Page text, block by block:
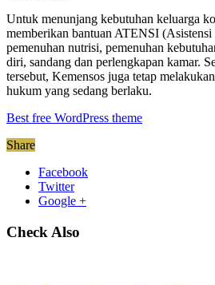
Untuk menunjang kebutuhan keluarga
memberikan bantuan ATENSI
pemenuhan nutrisi, pemenuhan
diri, sandang dan perlengkapan kamar.
tersebut, Kemensos juga tetap
hukum yang sedang berlaku.
Best free WordPress theme
Share
Facebook
Twitter
Google +
Check Also